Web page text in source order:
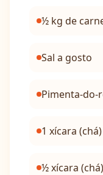
½ kg de
Sal a gosto
Pimenta-do-
1 xícara
½ xícara